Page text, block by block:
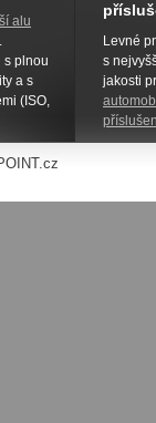
alu
.
s plnou
a s
(ISO,
Levné
s
jakosti